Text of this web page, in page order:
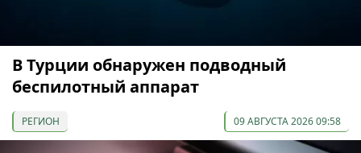
В Турции обнаружен подводный
беспилотный аппарат
РЕГИОН 09 АВГУСТА 2026 09:58